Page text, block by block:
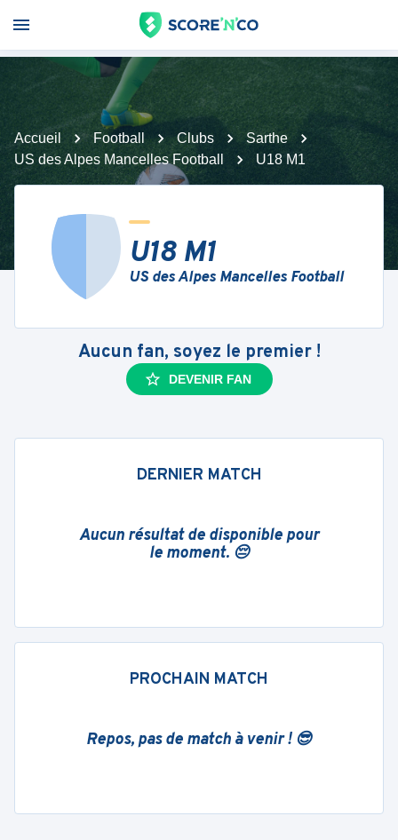
Accueil Football Clubs
Sarthe
US des Alpes Mancelles Football
U18 M1
U18 M1
US des Alpes Mancelles Football
Aucun fan, soyez le premier !
DEVENIR FAN
DERNIER MATCH
Aucun résultat de disponible pour
le moment. 😔
PROCHAIN MATCH
Repos, pas de match à venir ! 😎